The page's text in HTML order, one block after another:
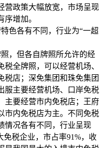
营政策大幅放宽，市场呈现
增加。
各有不同，行业为“一超
，但各自牌照所允许的经
全牌照，可以经营机场、
税店；深免集团和珠免集团
服主要经营机场、口岸免税
主要经营市内免税店；王府
市内免税店为主。不同免税
情况各有不同，行业呈现
免税企业，市占率91%，收